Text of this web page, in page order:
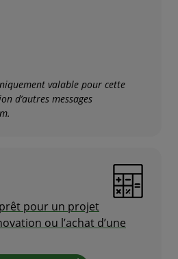
valable pour cette
d’autres messages
pour un projet
ou l’achat d’une